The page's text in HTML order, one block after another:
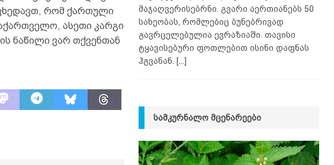
რომ ქართული
ასეთი კარგი
ნაწილი ვარ თქვენთან
მაჯაღვერისებრნი. გვარი აერთიანებს 50
სახეობას, რომლებიც ბუნებრივად
გავრცელებულია ევრაზიაში. თავისი
ტყავისებური ფოთლებით ისინი დაფნას
ჰგვანან. [...]
ᲡᲐᲛᲙᲣᲠᲜᲐᲚᲝ ᲛᲪᲔᲜᲐᲠᲔᲔᲑᲘ